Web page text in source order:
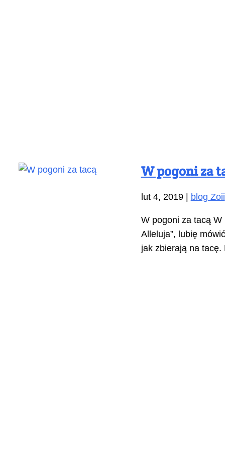
W pogoni za
lut 4, 2019| blog Zoii
W pogoni za tacą W
Alleluja”, lubię
jak zbierają na